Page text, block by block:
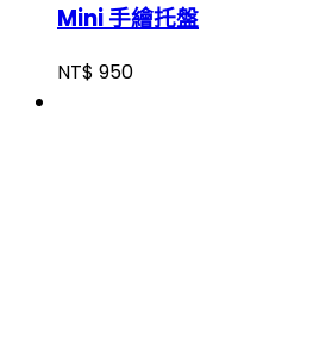
Mini 手繪托盤
NT$ 950